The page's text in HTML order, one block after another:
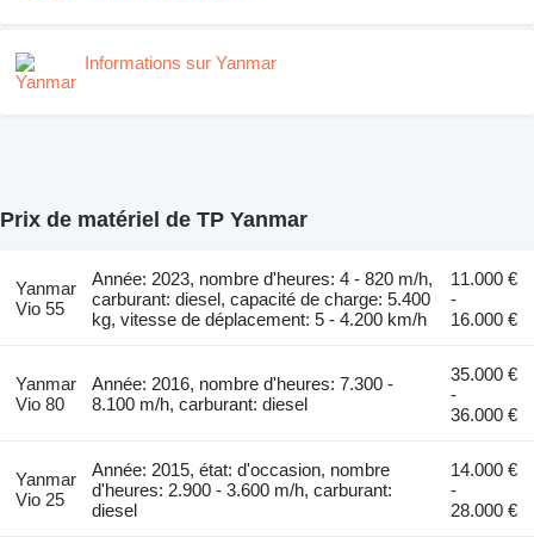
Informations sur Yanmar
Prix de matériel de TP Yanmar
Yanmar
Vio 55
Année: 2023, nombre d'heures: 4 - 820 m/h,
carburant: diesel, capacité de charge: 5.400
kg, vitesse de déplacement: 5 - 4.200 km/h
11.000 €
-
16.000 €
Yanmar
Vio 80
Année: 2016, nombre d'heures: 7.300 -
8.100 m/h, carburant: diesel
35.000 €
-
36.000 €
Yanmar
Vio 25
Année: 2015, état: d'occasion, nombre
d'heures: 2.900 - 3.600 m/h, carburant:
diesel
14.000 €
-
28.000 €